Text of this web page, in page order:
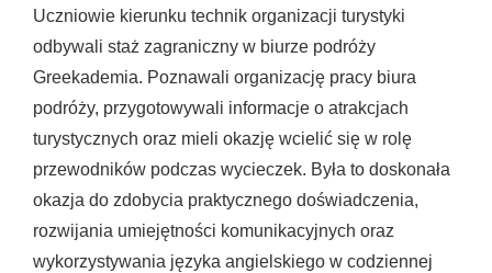
Uczniowie kierunku technik organizacji turystyki
odbywali staż zagraniczny w biurze podróży
Greekademia. Poznawali organizację pracy biura
podróży, przygotowywali informacje o atrakcjach
turystycznych oraz mieli okazję wcielić się w rolę
przewodników podczas wycieczek. Była to doskonała
okazja do zdobycia praktycznego doświadczenia,
rozwijania umiejętności komunikacyjnych oraz
wykorzystywania języka angielskiego w codziennej